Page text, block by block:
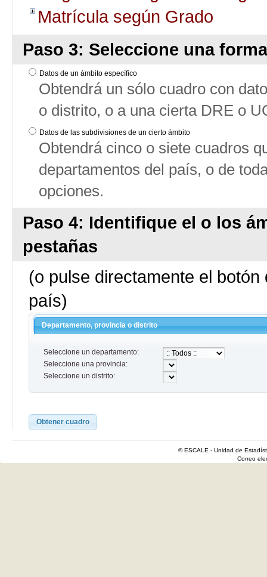
Matrícula según Grado
Paso 3: Seleccione una
Datos de un ámbito específico
Obtendrá un sólo cuadro con
o distrito, o a una cierta DRE o
Datos de las subdivisiones de un cierto ámbito
Obtendrá cinco o siete cuadros
departamentos del país, o de
opciones.
Paso 4: Identifique el o los
pestañas
(o pulse directamente el
país)
Departamento, provincia o distrito
Seleccione un departamento:
Seleccione una provincia:
Seleccione un distrito:
Obtener cuadro
© ESCALE - Unidad de
Correo